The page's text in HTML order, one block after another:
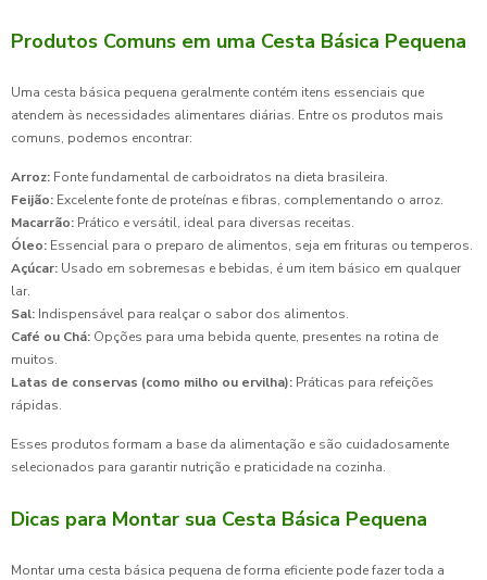
Produtos Comuns em uma Cesta Básica Pequena
Uma cesta básica pequena geralmente contém itens essenciais que
atendem às necessidades alimentares diárias. Entre os produtos mais
comuns, podemos encontrar:
Arroz: Fonte fundamental de carboidratos na dieta brasileira.
Feijão: Excelente fonte de proteínas e fibras, complementando o arroz.
Macarrão: Prático e versátil, ideal para diversas receitas.
Óleo: Essencial para o preparo de alimentos, seja em frituras ou temperos.
Açúcar: Usado em sobremesas e bebidas, é um item básico em qualquer
lar.
Sal: Indispensável para realçar o sabor dos alimentos.
Café ou Chá: Opções para uma bebida quente, presentes na rotina de
muitos.
Latas de conservas (como milho ou ervilha): Práticas para refeições
rápidas.
Esses produtos formam a base da alimentação e são cuidadosamente
selecionados para garantir nutrição e praticidade na cozinha.
Dicas para Montar sua Cesta Básica Pequena
Montar uma cesta básica pequena de forma eficiente pode fazer toda a